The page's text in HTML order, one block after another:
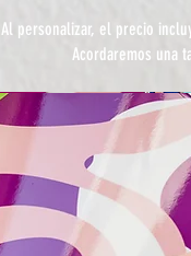
Al personalizar, el precio
Acordaremos una
Voz de Varishana © Infinity
Presentador ©